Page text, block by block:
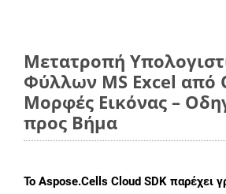
Μετατροπή
Φύλλων MS Excel από
Μορφές Εικόνας –
προς Βήμα
Το Aspose.Cells Cloud SDK παρέχει